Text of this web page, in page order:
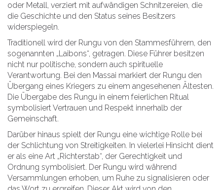
oder Metall, verziert mit aufwändigen Schnitzereien, die
die Geschichte und den Status seines Besitzers
widerspiegeln.
Traditionell wird der Rungu von den Stammesführern, den
sogenannten „Laibons“, getragen. Diese Führer besitzen
nicht nur politische, sondern auch spirituelle
Verantwortung. Bei den Massai markiert der Rungu den
Übergang eines Kriegers zu einem angesehenen Ältesten.
Die Übergabe des Rungu in einem feierlichen Ritual
symbolisiert Vertrauen und Respekt innerhalb der
Gemeinschaft.
Darüber hinaus spielt der Rungu eine wichtige Rolle bei
der Schlichtung von Streitigkeiten. In vielerlei Hinsicht dient
er als eine Art „Richterstab“, der Gerechtigkeit und
Ordnung symbolisiert. Der Rungu wird während
Versammlungen erhoben, um Ruhe zu signalisieren oder